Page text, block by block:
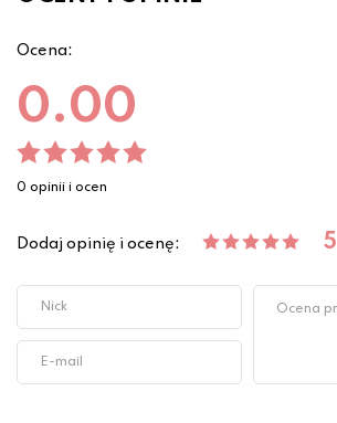
Ocena:
0.00
0 opinii i ocen
Dodaj opinię i ocenę: 5